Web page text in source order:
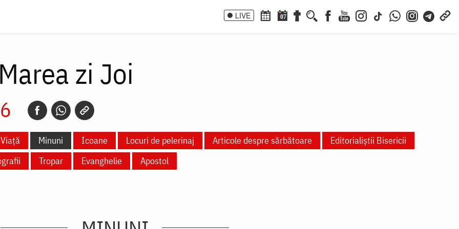
LIVE 07
zi Joi
Viață Minuni Icoane Locuri de pelerinaj Articole despre sărbătoare
Editorialiștii Bisericii
Tropar Evanghelie Apostol